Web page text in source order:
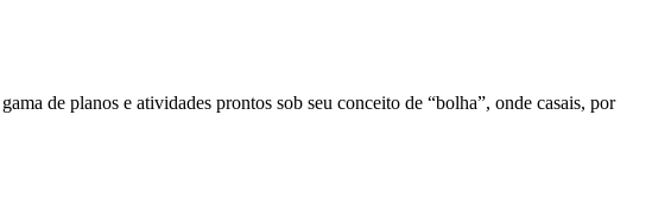
de planos e atividades prontos sob seu conceito de “bolha”, onde casais, por